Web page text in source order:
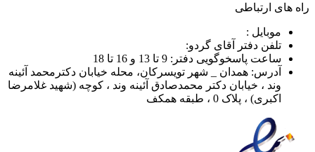
راه های ارتباطی
موبایل :
تلفن دفتر آقای گردو:
ساعت پاسخوگویی دفتر: 9 تا 13 و 16 تا 18
آدرس: همدان _ شهر تویسرکان، محله خیابان دکترمحمد آئینه
وند ، خیابان دکتر محمدصادق آئینه وند ، کوچه (شهید غلامرضا
اکبری) ، پلاک 0 ، طبقه همکف